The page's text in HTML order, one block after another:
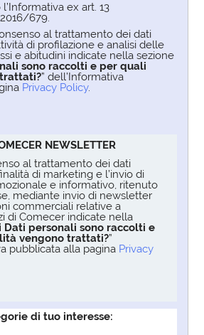
ex art. 13
679.
al trattamento dei dati
di profilazione e analisi delle
e abitudini indicate nella sezione
sono raccolti e per quali
” dell’Informativa
Privacy Policy.
NEWSLETTER
al trattamento dei dati
di marketing e l’invio di
e informativo, ritenuto
mediante invio di newsletter
commerciali relative a
di Comecer indicate nella
Dati personali sono raccolti e
vengono trattati?”
pubblicata alla pagina Privacy
di tuo interesse: